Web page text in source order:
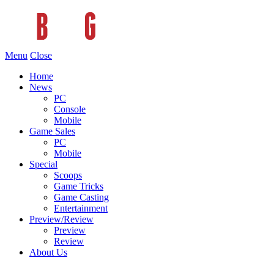
Menu Close
Home
News
PC
Console
Mobile
Game Sales
PC
Mobile
Special
Scoops
Game Tricks
Game Casting
Entertainment
Preview/Review
Preview
Review
About Us